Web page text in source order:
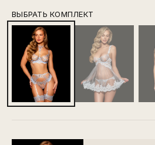
ВЫБРАТЬ КОМПЛЕКТ